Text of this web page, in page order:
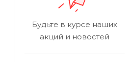
Будьте в курсе наших
акций и новостей